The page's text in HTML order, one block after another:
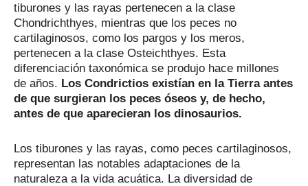
tiburones y las rayas pertenecen a la clase
Chondrichthyes, mientras que los peces no
cartilaginosos, como los pargos y los meros,
pertenecen a la clase Osteichthyes. Esta
diferenciación taxonómica se produjo hace millones
de años. Los Condrictios existían en la Tierra antes
de que surgieran los peces óseos y, de hecho,
antes de que aparecieran los dinosaurios.
Los tiburones y las rayas, como peces cartilaginosos,
representan las notables adaptaciones de la
naturaleza a la vida acuática. La diversidad de